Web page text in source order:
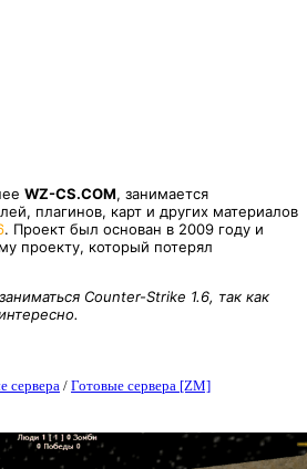
WZ-CS.COM, занимается
плагинов, карт и других материалов
. Проект был основан в 2009 году и
проекту, который потерял
Counter-Strike 1.6, так как
сервера / Готовые сервера [ZM]